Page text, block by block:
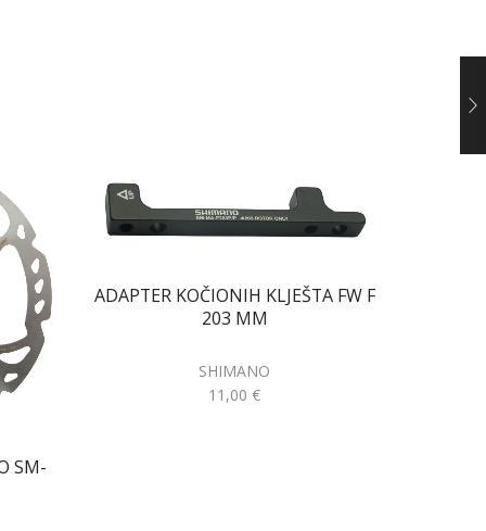
SM-
ADAPTER KOČIONIH KLJEŠTA FW F
203 MM
SHIMANO
11,00€